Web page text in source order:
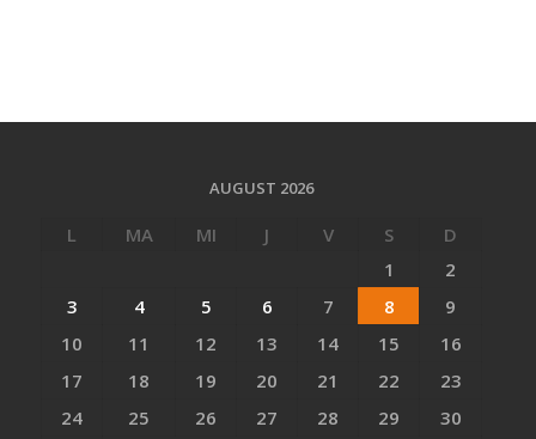
AUGUST 2026
L MA MI J V S
D
1
2
3
4 5 6 7 8
9
10
11 12 13 14 15
16
17
18 19 20 21 22
23
24
25 26 27 28 29
30